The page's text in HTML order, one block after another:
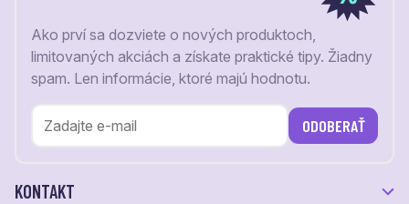
Ako prví sa dozviete o nových produktoch,
limitovaných akciách a získate praktické tipy. Žiadny
spam. Len informácie, ktoré majú hodnotu.
ODOBERAŤ
KONTAKT